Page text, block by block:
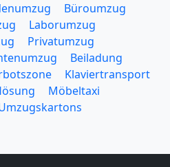
Büroumzug
Laborumzug
Privatumzug
Beiladung
Klaviertransport
Möbeltaxi